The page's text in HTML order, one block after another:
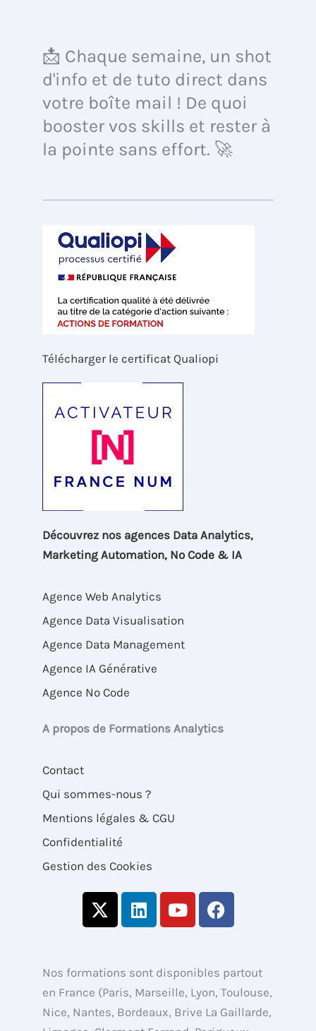
📩 Chaque semaine, un shot
d'info et de tuto direct dans
votre boîte mail ! De quoi
booster vos skills et rester à
la pointe sans effort. 🚀
Télécharger le certificat Qualiopi
Découvrez nos agences Data Analytics,
Marketing Automation, No Code & IA
Agence Web Analytics
Agence Data Visualisation
Agence Data Management
Agence IA Générative
Agence No Code
A propos de Formations Analytics
Contact
Qui sommes-nous ?
Mentions légales & CGU
Confidentialité
Gestion des Cookies
X
-
i
t
t
e
L
i
e
d
i
n
Y
o
u
b
e
F
a
b
o
o
k
Nos formations sont disponibles partout
en France (Paris, Marseille, Lyon, Toulouse,
Nice, Nantes, Bordeaux, Brive La Gaillarde,